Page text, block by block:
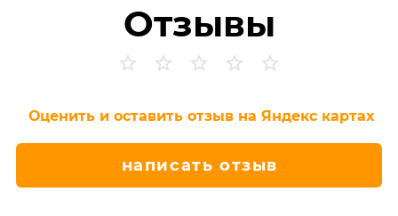
Отзывы
Оценить и оставить отзыв на Яндекс картах
написать отзыв